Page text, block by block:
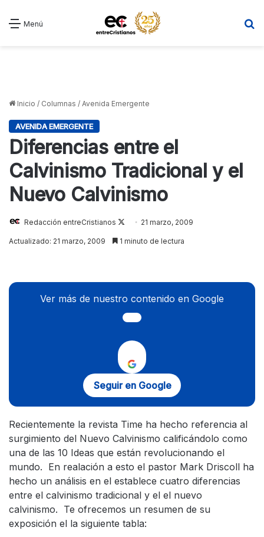
Menú
Inicio / Columnas / Avenida Emergente
AVENIDA EMERGENTE
Diferencias entre el
Calvinismo Tradicional y el
Nuevo Calvinismo
Redacción entreCristianos
Follow
on
21 marzo, 2009
Actualizado: 21 marzo, 2009 1 minuto de lectura
Ver más de nuestro contenido en Google
Seguir en Google
Recientemente la revista Time ha hecho referencia al
surgimiento del Nuevo Calvinismo calificándolo como
una de las 10 Ideas que están revolucionando el
mundo. En realación a esto el pastor Mark Driscoll ha
hecho un análisis en el establece cuatro diferencias
entre el calvinismo tradicional y el el nuevo
calvinismo. Te ofrecemos un resumen de su
exposición el la siguiente tabla: